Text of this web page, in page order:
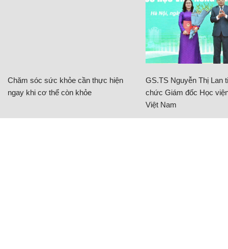
Chăm sóc sức khỏe cần thực hiện
ngay khi cơ thể còn khỏe
GS.TS Nguyễn Thị Lan
chức Giám đốc Học
Việt Nam